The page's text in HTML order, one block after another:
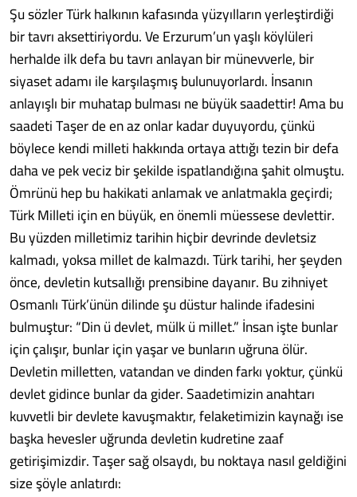
Şu sözler Türk halkının kafasında yüzyılların yerleştirdiği
bir tavrı aksettiriyordu. Ve Erzurum’un yaşlı köylüleri
herhalde ilk defa bu tavrı anlayan bir münevverle, bir
siyaset adamı ile karşılaşmış bulunuyorlardı. İnsanın
anlayışlı bir muhatap bulması ne büyük saadettir! Ama bu
saadeti Taşer de en az onlar kadar duyuyordu, çünkü
böylece kendi milleti hakkında ortaya attığı tezin bir defa
daha ve pek veciz bir şekilde ispatlandığına şahit olmuştu.
Ömrünü hep bu hakikati anlamak ve anlatmakla geçirdi;
Türk Milleti için en büyük, en önemli müessese devlettir.
Bu yüzden milletimiz tarihin hiçbir devrinde devletsiz
kalmadı, yoksa millet de kalmazdı. Türk tarihi, her şeyden
önce, devletin kutsallığı prensibine dayanır. Bu zihniyet
Osmanlı Türk’ünün dilinde şu düstur halinde ifadesini
bulmuştur: “Din ü devlet, mülk ü millet.” İnsan işte bunlar
için çalışır, bunlar için yaşar ve bunların uğruna ölür.
Devletin milletten, vatandan ve dinden farkı yoktur, çünkü
devlet gidince bunlar da gider. Saadetimizin anahtarı
kuvvetli bir devlete kavuşmaktır, felaketimizin kaynağı ise
başka hevesler uğrunda devletin kudretine zaaf
getirişimizdir. Taşer sağ olsaydı, bu noktaya nasıl geldiğini
size şöyle anlatırdı: